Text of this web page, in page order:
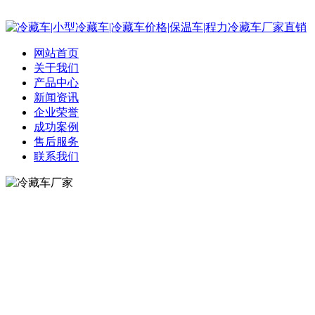
网站首页
关于我们
产品中心
新闻资讯
企业荣誉
成功案例
售后服务
联系我们